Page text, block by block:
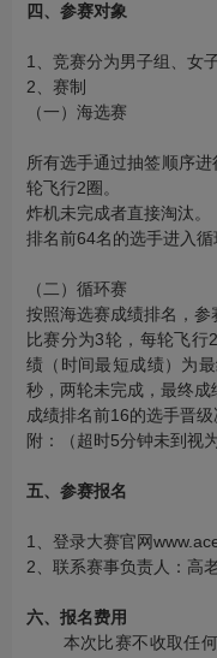
四、参赛对象
1、竞赛分为男子组、女
2、赛制
（一）海选赛
所有选手通过抽签顺序
轮飞行2圈。
炸机未完成者直接淘汰。
排名前64名的选手进入循
（二）循环赛
按照海选赛成绩排名，参
比赛分为3轮，每轮飞行
绩（时间最短成绩）为
秒，两轮未完成，最终成
成绩排名前16的选手晋级
附：（超时5分钟未到视
五、参赛报名
1、登录大赛官网
2、联系赛事负责人：高
六、报名费用
本次比赛不收取任何